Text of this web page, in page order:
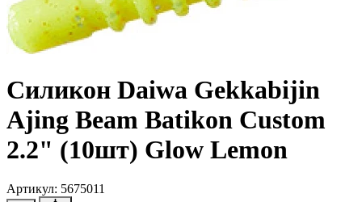
Силикон Daiwa Gekkabijin
Ajing Beam Batikon Custom
2.2" (10шт) Glow Lemon
Артикул: 5675011